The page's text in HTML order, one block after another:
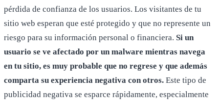
pérdida de confianza de los usuarios. Los visitantes de tu
sitio web esperan que esté protegido y que no represente un
riesgo para su información personal o financiera. Si un
usuario se ve afectado por un malware mientras navega
en tu sitio, es muy probable que no regrese y que además
comparta su experiencia negativa con otros. Este tipo de
publicidad negativa se esparce rápidamente, especialmente